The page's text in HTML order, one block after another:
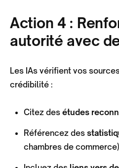
Action 4 :
autorité avec
Les IAs vérifient vos
crédibilité :
Citez des études
Référencez des
chambres de commerce)